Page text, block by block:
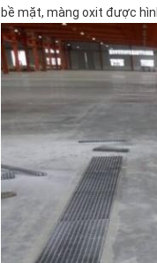
bề mặt, màng oxit được